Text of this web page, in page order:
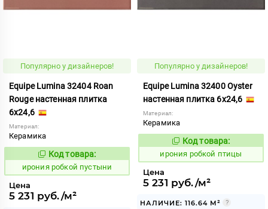
Популярно у дизайнеров!
Equipe Lumina 32404 Roan
Rouge настенная плитка
6x24,6
Материал:
Керамика
1103575
Код товара:
ирония робкой пустыни
Цена
5 231 руб./м²
Популярно у дизайнеров!
Equipe Lumina 32400 Oyster
настенная плитка 6x24,6
Материал:
Керамика
1103573
Код товара:
ирония робкой птицы
Цена
5 231 руб./м²
НАЛИЧИЕ: 116.64 М²